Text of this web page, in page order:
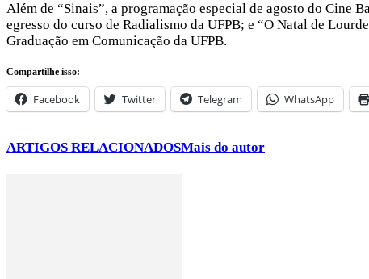
Além de “Sinais”, a programação especial de agosto do Cine
egresso do curso de Radialismo da UFPB; e “O Natal de
Graduação em Comunicação da UFPB.
Compartilhe isso:
Facebook Twitter Telegram WhatsApp
ARTIGOS RELACIONADOSMais do autor